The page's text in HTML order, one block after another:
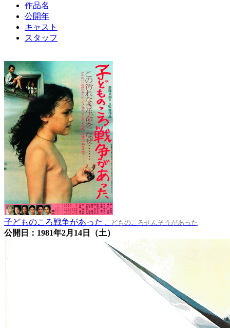
作品名
公開年
キャスト
スタッフ
子どものころ戦争があった こどものころせんそうがあった
公開日：1981年2月14日（土）